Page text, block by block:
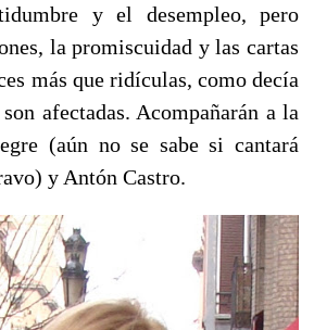
y el desempleo, pero
la promiscuidad y las cartas
más que ridículas, como decía
afectadas. Acompañarán a la
(aún no se sabe si cantará
y Antón Castro.